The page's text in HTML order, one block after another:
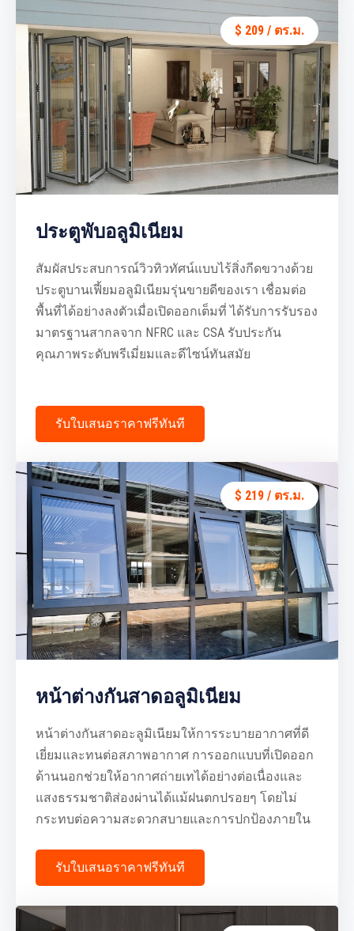
$ 209 / ตร.ม.
ประตูพับอลูมิเนียม
สัมผัสประสบการณ์วิวทิวทัศน์แบบไร้สิ่งกีดขวางด้วย
ประตูบานเฟี้ยมอลูมิเนียมรุ่นขายดีของเรา เชื่อมต่อ
พื้นที่ได้อย่างลงตัวเมื่อเปิดออกเต็มที่ ได้รับการรับรอง
มาตรฐานสากลจาก NFRC และ CSA รับประกัน
คุณภาพระดับพรีเมี่ยมและดีไซน์ทันสมัย
รับใบเสนอราคาฟรีทันที
$ 219 / ตร.ม.
หน้าต่างกันสาดอลูมิเนียม
หน้าต่างกันสาดอะลูมิเนียมให้การระบายอากาศที่ดี
เยี่ยมและทนต่อสภาพอากาศ การออกแบบที่เปิดออก
ด้านนอกช่วยให้อากาศถ่ายเทได้อย่างต่อเนื่องและ
แสงธรรมชาติส่องผ่านได้แม้ฝนตกปรอยๆ โดยไม่
กระทบต่อความสะดวกสบายและการปกป้องภายใน
รับใบเสนอราคาฟรีทันที